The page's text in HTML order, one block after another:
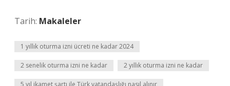
Tarih: Makaleler
1 yıllık oturma izni ücreti ne kadar 2024
2 senelik oturma izni ne kadar 2 yıllık oturma izni ne kadar
5 yıl ikamet şartı ile Türk vatandaşlığı nasıl alınır